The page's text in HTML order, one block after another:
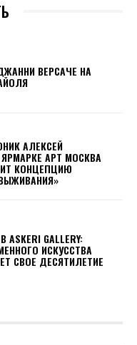
ВЕРСАЧЕ НА
АЛЕКСЕЙ
АРТ МОСКВА
КОНЦЕПЦИЮ
GALLERY:
ИСКУССТВА
СВОЕ ДЕСЯТИЛЕТИЕ